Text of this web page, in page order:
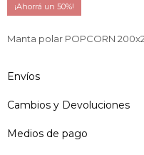
50
Manta polar POPCORN
Envíos
Cambios y Devoluciones
Medios de pago